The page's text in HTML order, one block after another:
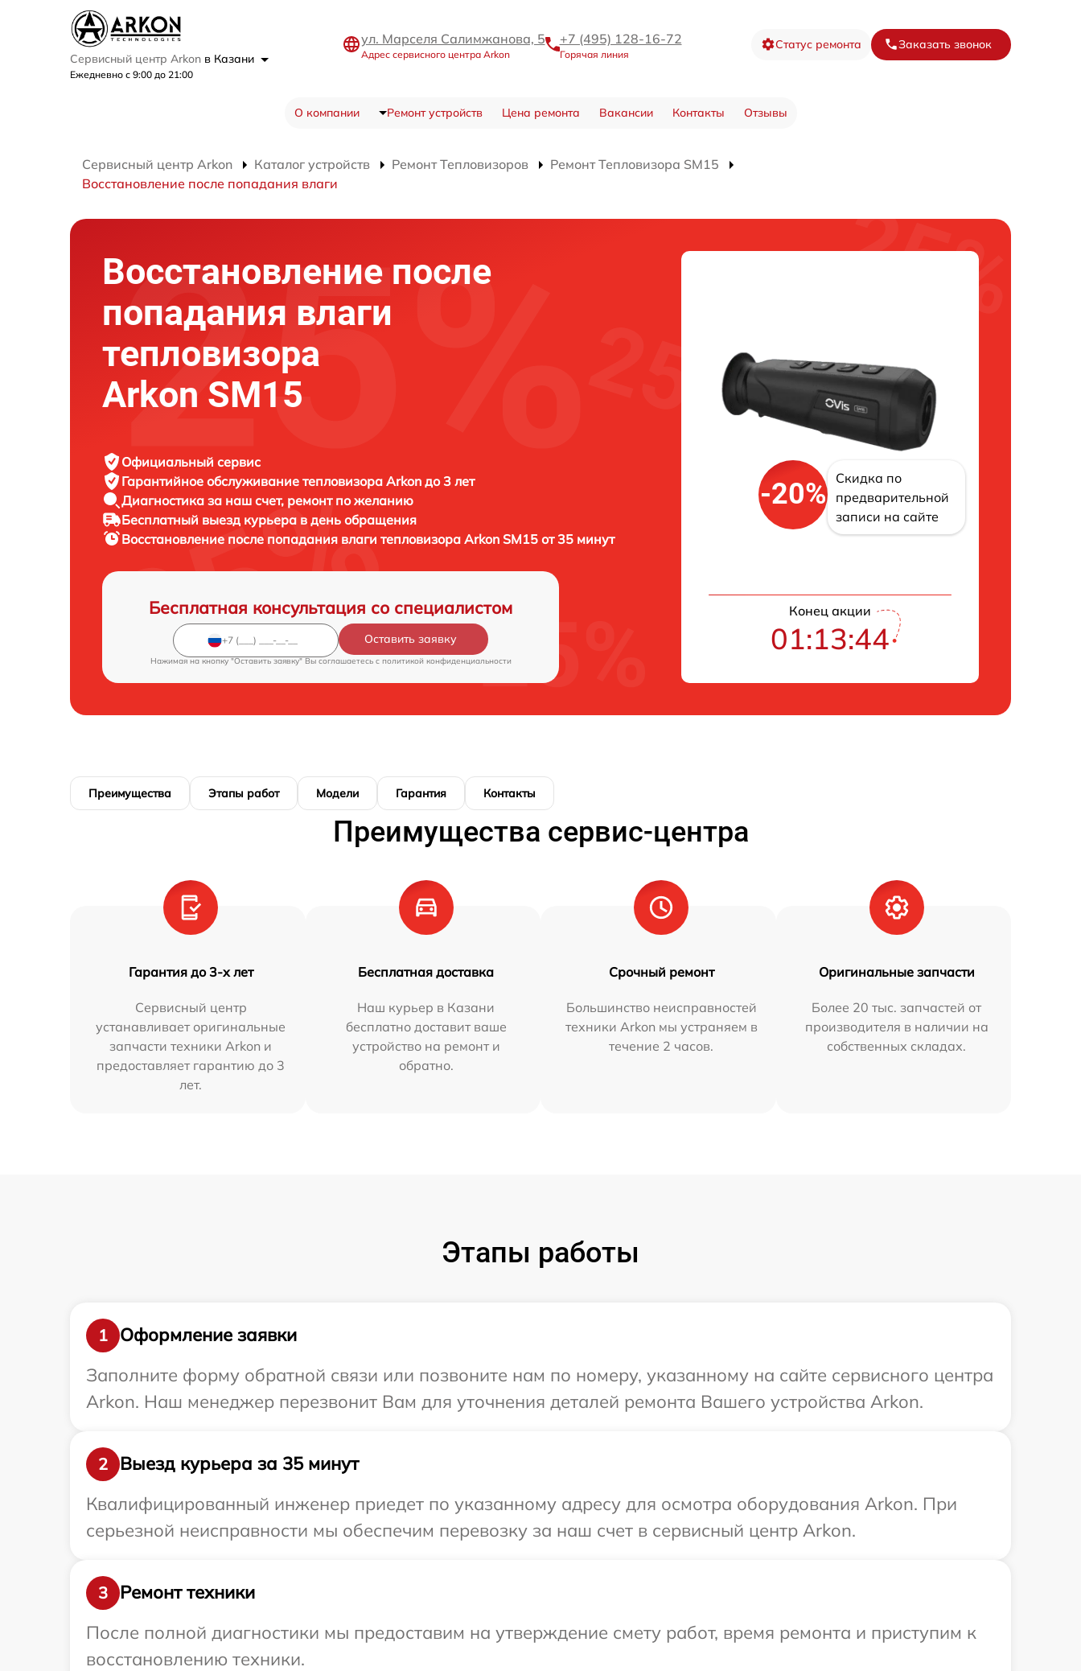
Сервисный центр Arkon в Казани
Ежедневно с 9:00 до 21:00
ул. Марселя Салимжанова, 5
Адрес сервисного центра Arkon
+7 (495) 128-16-72
Горячая линия
Статус ремонта Заказать звонок
О компании Ремонт устройств Цена ремонта Вакансии Контакты Отзывы
Сервисный центр Arkon Каталог устройств Ремонт Тепловизоров
Ремонт Тепловизора SM15
Восстановление после попадания влаги
Восстановление после
попадания влаги
тепловизора
Arkon SM15
Официальный сервис
Гарантийное обслуживание тепловизора Arkon до 3 лет
Диагностика за наш счет, ремонт по желанию
Бесплатный выезд курьера в день обращения
Восстановление после попадания влаги тепловизора Arkon SM15 от 35 минут
Бесплатная консультация со специалистом
Оставить заявку
Нажимая на кнопку "Оставить заявку" Вы соглашаетесь c политикой конфиденциальности
-20%
Скидка по
предварительной
записи на сайте
Конец акции
01:13:43
Преимущества Этапы работ Модели Гарантия Контакты
Преимущества сервис-центра
Гарантия до 3-х лет
Сервисный центр
устанавливает оригинальные
запчасти техники Arkon и
предоставляет гарантию до 3
лет.
Бесплатная доставка
Наш курьер в Казани
бесплатно доставит ваше
устройство на ремонт и
обратно.
Срочный ремонт
Большинство неисправностей
техники Arkon мы устраняем в
течение 2 часов.
Оригинальные запчасти
Более 20 тыс. запчастей от
производителя в наличии на
собственных складах.
Этапы работы
1
Оформление заявки
Заполните форму обратной связи или позвоните нам по номеру, указанному на сайте сервисного центра
Arkon. Наш менеджер перезвонит Вам для уточнения деталей ремонта Вашего устройства Arkon.
2
Выезд курьера за 35 минут
Квалифицированный инженер приедет по указанному адресу для осмотра оборудования Arkon. При
серьезной неисправности мы обеспечим перевозку за наш счет в сервисный центр Arkon.
3
Ремонт техники
После полной диагностики мы предоставим на утверждение смету работ, время ремонта и приступим к
восстановлению техники.